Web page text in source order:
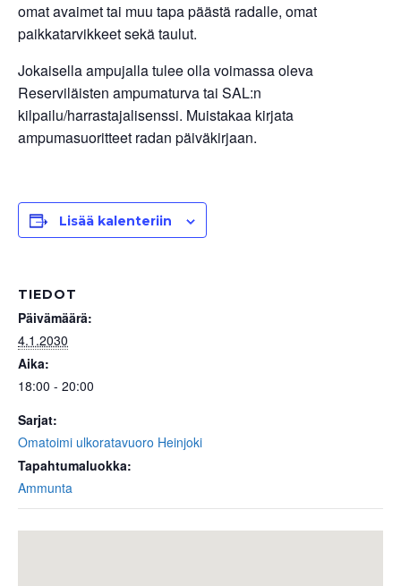
omat avaimet tai muu tapa päästä radalle, omat
paikkatarvikkeet sekä taulut.
Jokaisella ampujalla tulee olla voimassa oleva
Reserviläisten ampumaturva tai SAL:n
kilpailu/harrastajalisenssi. Muistakaa kirjata
ampumasuoritteet radan päiväkirjaan.
Lisää kalenteriin
TIEDOT
Päivämäärä:
4.1.2030
Aika:
18:00 - 20:00
Sarjat:
Omatoimi ulkoratavuoro Heinjoki
Tapahtumaluokka:
Ammunta